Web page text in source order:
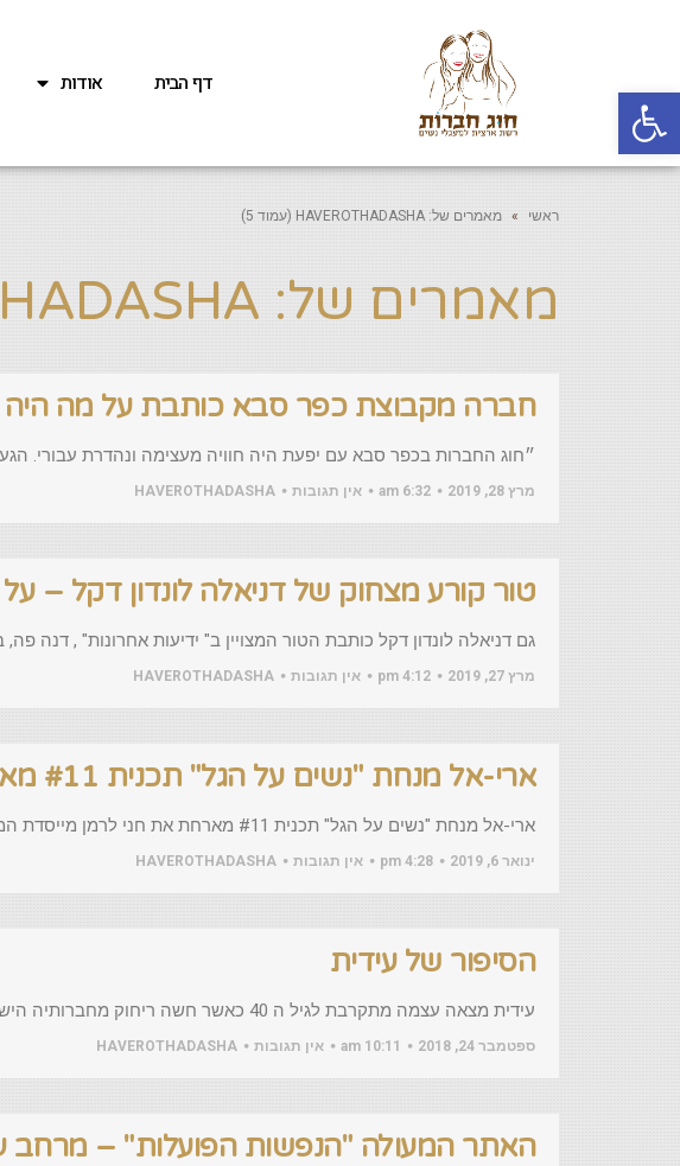
פתח סרגל נגישות דף הבית אודות
ראשי » מאמרים של: HAVEROTHADASHA (עמוד 5)
מאמרים של: HAVEROTHADASHA
חברה מקבוצת כפר סבא כותבת על מה היה
״חוג החברות בכפר סבא עם יפעת היה חוויה מעצימה ונהדרת עבורי.
מרץ 28, 2019 6:32 am אין תגובות HAVEROTHADASHA
טור קורע מצחוק של דניאלה לונדון דקל – על
גם דניאלה לונדון דקל כותבת הטור המצויין ב" ידיעות אחרונות" , דנה
מרץ 27, 2019 4:12 pm אין תגובות HAVEROTHADASHA
ארי-אל מנחת "נשים על הגל" תכנית #11 מארחת את חני לרמן מייסדת המיזם "חוג חברות"
ארי-אל מנחת "נשים על הגל" תכנית #11 מארחת את חני לרמן מייסדת המיזם "חוג חברות" https://youtu.be/cMgbGxlfuA8
ינואר 6, 2019 4:28 pm אין תגובות HAVEROTHADASHA
הסיפור של עידית
עידית מצאה עצמה מתקרבת לגיל ה 40 כאשר חשה ריחוק מחברותיה הישנות כולן נישאו ומיהרו להביא ילדים, והיא לא מצאה
ספטמבר 24, 2018 10:11 am אין תגובות HAVEROTHADASHA
האתר המעולה "הנפשות הפועלות" – מרחב